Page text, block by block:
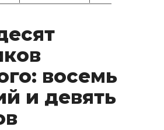
восемь
и девять